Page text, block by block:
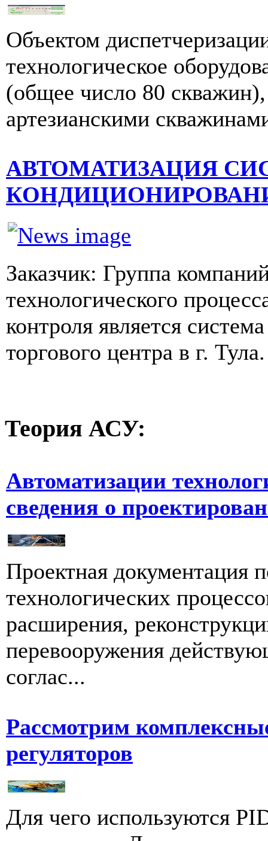
Объектом
технологическое
(общее число 80
артезианскими
АВТОМАТИЗАЦИЯ
Заказчик: Группа
технологического
контроля является
торгового центра в г.
Теория АСУ:
Автоматизации
сведения о
Проектная документация
технологических
расширения,
перевооружения
соглас...
Рассмотрим
регуляторов
Для чего используются